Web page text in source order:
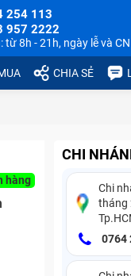
254 113
957 2222
từ 8h - 21h, ngày lễ và
CHIA SẺ
hàng
CHI
Chi
tháng
0764